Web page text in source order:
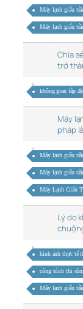
Máy lạnh giấu
Máy lạnh giấu
Chia
trở
không gian lắp
Máy
pháp
Máy lạnh giấu
Máy lạnh giấu
Máy Lạnh Giấu
Lý do
hình ảnh thực tế
công trình thi
Máy lạnh giấu